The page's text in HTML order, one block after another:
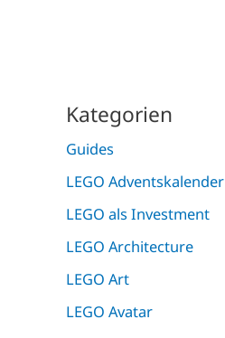
Kategorien
Guides
LEGO Adventskalender
LEGO als Investment
LEGO Architecture
LEGO Art
LEGO Avatar